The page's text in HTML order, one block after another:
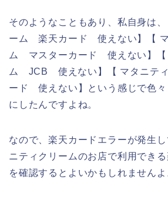
そのようなこともあり、私自身は
ーム 楽天カード 使えない】【 マ
ム マスターカード 使えない】【
ム JCB 使えない】【 マタニテ
ード 使えない】という感じで色々
にしたんですよね。
なので、楽天カードエラーが発生
ニティクリームのお店で利用でき
を確認するとよいかもしれませんよ